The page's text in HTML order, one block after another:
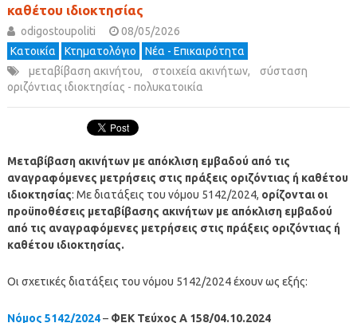
καθέτου ιδιοκτησίας
odigostoupoliti
08/05/2026
Κατοικία
Κτηματολόγιο
Νέα - Επικαιρότητα
μεταβίβαση ακινήτου, στοιχεία ακινήτων,
σύσταση
οριζόντιας ιδιοκτησίας - πολυκατοικία
Μεταβίβαση ακινήτων με απόκλιση εμβαδού από τις
αναγραφόμενες μετρήσεις στις πράξεις οριζόντιας ή καθέτου
ιδιοκτησίας: Με διατάξεις του νόμου 5142/2024, ορίζονται οι
προϋποθέσεις μεταβίβασης ακινήτων με απόκλιση εμβαδού
από τις αναγραφόμενες μετρήσεις στις πράξεις οριζόντιας ή
καθέτου ιδιοκτησίας.
Οι σχετικές διατάξεις του νόμου 5142/2024 έχουν ως εξής:
Νόμος 5142/2024– ΦΕΚ Τεύχος Α 158/04.10.2024